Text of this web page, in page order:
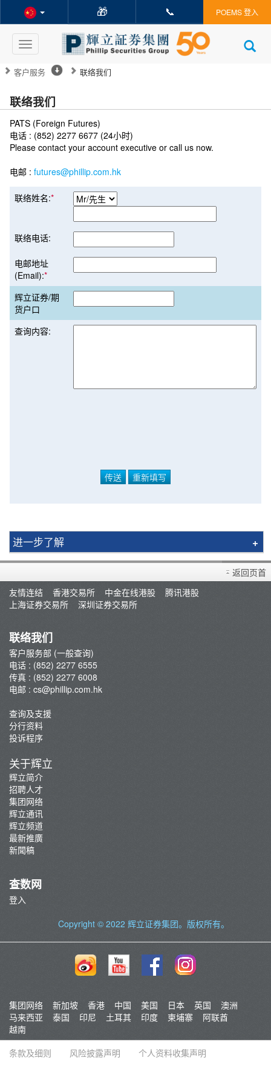
🎁 📞 POEMS 登入
Toggle
navigation
客户服务 联络我们
联络我们
PATS (Foreign Futures)
电话 : (852) 2277 6677 (24小时)
Please contact your account executive or call us now.
电邮 : futures@phillip.com.hk
联络姓名:*
联络电话:
电邮地址
(Email):*
辉立证券/期
货户口
查询内容:
进一步了解
买卖衍生产品须知
开设户口
查询及支援
转入股票
孖展及利率
佣金及收费资料
表格下载
常见问题
最新推广
防骗及网络安全资讯
辉立证券开户优惠总览
返回页首
友情连结
香港交易所 中金在线港股
腾讯港股
上海证券交易所
深圳证券交易所
联络我们
客户服务部 (一般查询)
电话 : (852) 2277 6555
传真 : (852) 2277 6008
电邮 : cs@phillip.com.hk
查询及支援
分行资料
投诉程序
关于辉立
辉立简介
招聘人才
集团网络
辉立通讯
辉立频道
最新推廣
新聞稿
查数网
登入
Copyright © 2022 辉立证券集团。版权所有。
集团网络 新加坡 香港 中国 美国 日本 英国
澳洲
马来西亚
泰国 印尼 土耳其 印度 柬埔寨
阿联酋
越南
条款及细则
风险披露声明 个人资料收集声明